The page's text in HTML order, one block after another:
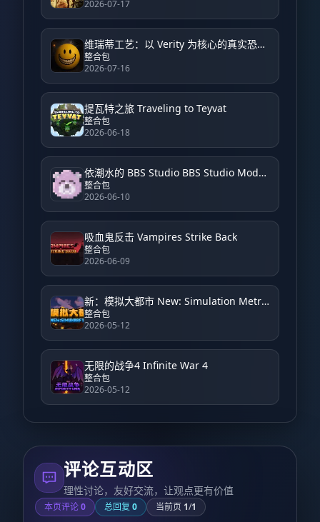
2026-07-17
维瑞蒂工艺：以 Verity 为核心的真实恐怖体验 VerityCraft: A Realistic Horror Experience with Verity
整合包
2026-07-16
提瓦特之旅 Traveling to Teyvat
整合包
2026-06-18
依潮水的 BBS Studio BBS Studio Modpack by Yichao
整合包
2026-06-10
吸血鬼反击 Vampires Strike Back
整合包
2026-06-09
新：模拟大都市 New: Simulation Metropolis
整合包
2026-05-12
无限的战争4 Infinite War 4
整合包
2026-05-12
评论互动区
理性讨论，友好交流，让观点更有价值
本页评论0 总回复 0 当前页 1/1